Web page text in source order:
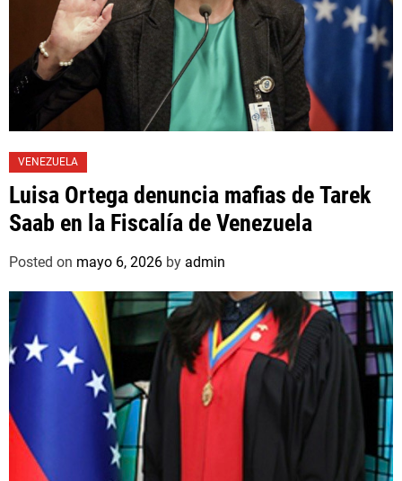
VENEZUELA
Luisa Ortega denuncia mafias de Tarek
Saab en la Fiscalía de Venezuela
Posted on mayo 6, 2026 by admin